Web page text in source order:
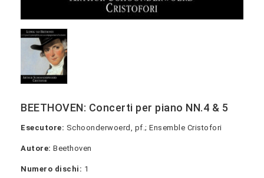
BEETHOVEN: Concerti per piano NN.4 & 5
Esecutore: Schoonderwoerd, pf.; Ensemble Cristofori
Autore: Beethoven
Numero dischi: 1